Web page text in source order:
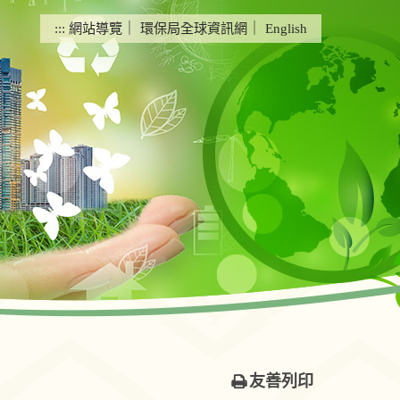
::: 網站導覽 環保局全球資訊網 English
友善列印